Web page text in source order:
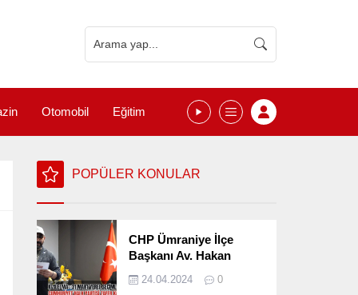
Otomobil Eğitim
POPÜLER KONULAR
CHP Ümraniye İlçe
Başkanı Av. Hakan
Seçimlerini
24.04.2024 0